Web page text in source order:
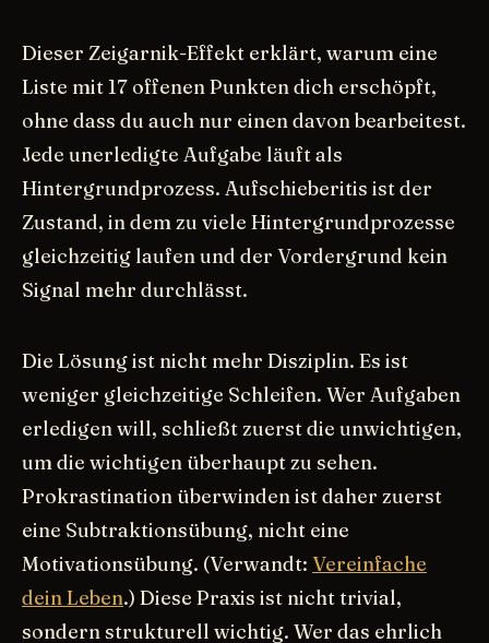
Dieser Zeigarnik-Effekt erklärt, warum eine
Liste mit 17 offenen Punkten dich erschöpft,
ohne dass du auch nur einen davon bearbeitest.
Jede unerledigte Aufgabe läuft als
Hintergrundprozess. Aufschieberitis ist der
Zustand, in dem zu viele Hintergrundprozesse
gleichzeitig laufen und der Vordergrund kein
Signal mehr durchlässt.
Die Lösung ist nicht mehr Disziplin. Es ist
weniger gleichzeitige Schleifen. Wer Aufgaben
erledigen will, schließt zuerst die unwichtigen,
um die wichtigen überhaupt zu sehen.
Prokrastination überwinden ist daher zuerst
eine Subtraktionsübung, nicht eine
Motivationsübung. (Verwandt: Vereinfache
dein Leben.) Diese Praxis ist nicht trivial,
sondern strukturell wichtig. Wer das ehrlich